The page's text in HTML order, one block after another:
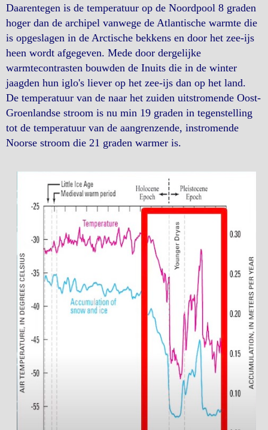
Daarentegen is de temperatuur op de Noordpool 8 graden
hoger dan de archipel vanwege de Atlantische warmte die
is opgeslagen in de Arctische bekkens en door het zee-ijs
heen wordt afgegeven. Mede door dergelijke
warmtecontrasten bouwden de Inuits die in de winter
jaagden hun iglo's liever op het zee-ijs dan op het land.
De temperatuur van de naar het zuiden uitstromende Oost-
Groenlandse stroom is nu min 19 graden in tegenstelling
tot de temperatuur van de aangrenzende, instromende
Noorse stroom die 21 graden warmer is.